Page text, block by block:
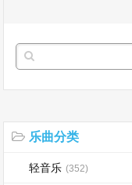
乐曲分类
轻音乐 (352)